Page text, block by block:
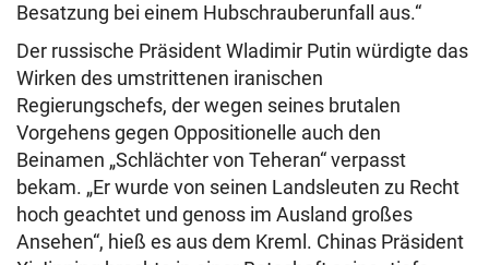
Besatzung bei einem Hubschrauberunfall aus.“
Der russische Präsident Wladimir Putin würdigte das
Wirken des umstrittenen iranischen
Regierungschefs, der wegen seines brutalen
Vorgehens gegen Oppositionelle auch den
Beinamen „Schlächter von Teheran“ verpasst
bekam. „Er wurde von seinen Landsleuten zu Recht
hoch geachtet und genoss im Ausland großes
Ansehen“, hieß es aus dem Kreml. Chinas Präsident